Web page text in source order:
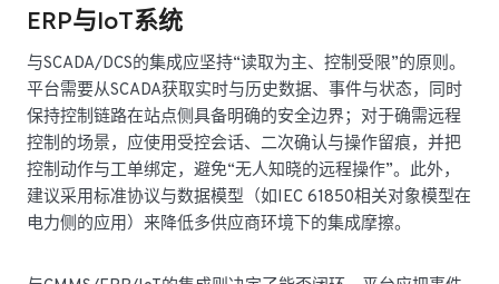
ERP与IoT系统
与SCADA/DCS的集成应坚持“读取为主、控制受限”的原则。
平台需要从SCADA获取实时与历史数据、事件与状态，同时
保持控制链路在站点侧具备明确的安全边界；对于确需远程
控制的场景，应使用受控会话、二次确认与操作留痕，并把
控制动作与工单绑定，避免“无人知晓的远程操作”。此外，
建议采用标准协议与数据模型（如IEC 61850相关对象模型在
电力侧的应用）来降低多供应商环境下的集成摩擦。